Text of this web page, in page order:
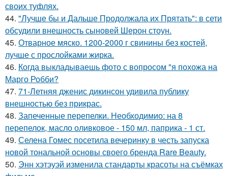
своих туфлях.
44. "Лучше бы и Дальше Продолжала их Прятать": в сети
обсудили внешность сыновей Шерон стоун.
45. Отварное мяско. 1200-2000 г свинины без костей,
лучше с прослойками жирка.
46. Когда выкладываешь фото с вопросом "я похожа на
Марго Робби?
47. 71-Летняя дженис дикинсон удивила публику
внешностью без прикрас.
48. Запеченные перепелки. Необходимио: на 8
перепелок, масло оливковое - 150 мл, паприка - 1 ст.
49. Селена Гомес посетила вечеринку в честь запуска
новой тональной основы своего бренда Rare Beauty.
50. Энн хэтэуэй изменила стандарты красоты на съёмках